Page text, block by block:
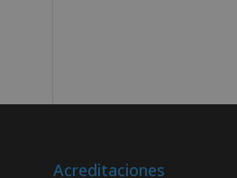
Acreditaciones